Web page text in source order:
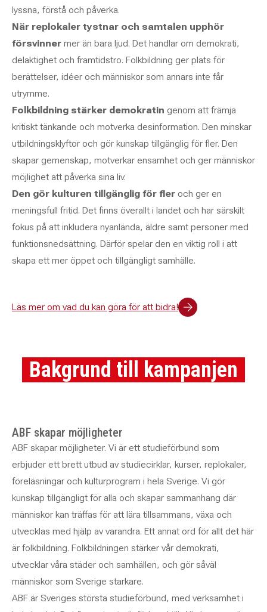
lyssna, förstå och påverka.
När replokaler tystnar och samtalen upphör
försvinner mer än bara ljud. Det handlar om demokrati,
delaktighet och framtidstro. Folkbildning ger plats för
berättelser, idéer och människor som annars inte får
utrymme.
Folkbildning stärker demokratin genom att främja
kritiskt tänkande och motverka desinformation. Den minskar
utbildningsklyftor och gör kunskap tillgänglig för fler. Den
skapar gemenskap, motverkar ensamhet och ger människor
möjlighet att påverka sina liv.
Den gör kulturen tillgänglig för fler och ger en
meningsfull fritid. Det finns överallt i landet och har särskilt
fokus på att inkludera nyanlända, äldre samt personer med
funktionsnedsättning. Därför spelar den en viktig roll i att
skapa ett mer öppet och tillgängligt samhälle.
Läs mer om vad du kan göra för att bidra!
Bakgrund till kampanjen
ABF skapar möjligheter
ABF skapar möjligheter. Vi är ett studieförbund som
erbjuder ett brett utbud av studiecirklar, kurser, replokaler,
föreläsningar och kulturprogram i hela Sverige. Vi gör
kunskap tillgängligt för alla och skapar sammanhang där
människor kan träffas för att lära tillsammans, växa och
utvecklas med hjälp av varandra. Ett annat ord för allt det här
är folkbildning. Folkbildningen stärker vår demokrati,
utvecklar våra städer och samhällen, och gör såväl
människor som Sverige starkare.
ABF är Sveriges största studieförbund, med verksamhet i